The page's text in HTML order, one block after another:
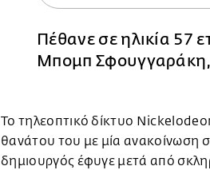
Πέθανε σε ηλικία 57
Μπομπ
Το τηλεοπτικό δίκτυο
θανάτου του με μία ανακοίνωση
δημιουργός έφυγε μετά από